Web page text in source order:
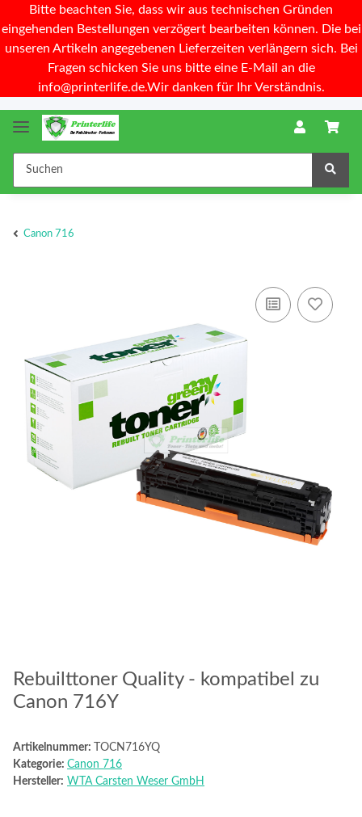
Bitte beachten Sie, dass wir aus technischen Gründen
eingehenden Bestellungen verzögert bearbeiten können. Die bei
unseren Artikeln angegebenen Lieferzeiten verlängern sich. Bei
Fragen schicken Sie uns bitte eine E-Mail an die
info@printerlife.de.Wir danken für Ihr Verständnis.
Canon 716
Rebuilttoner Quality - kompatibel zu
Canon 716Y
Artikelnummer:
TOCN716YQ
Kategorie: Canon 716
Hersteller: WTA Carsten Weser GmbH